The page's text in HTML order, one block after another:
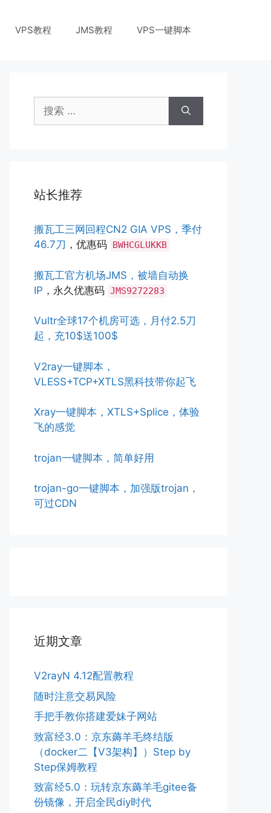
VPS教程 JMS教程 VPS一键脚本
索：
站长推荐
搬瓦工三网回程CN2 GIA VPS，季付
46.7刀 ，优惠码 BWHCGLUKKB
搬瓦工官方机场JMS，被墙自动换
IP ，永久优惠码 JMS9272283
Vultr全球17个机房可选，月付2.5刀
起，充10$送100$
V2ray一键脚本，
VLESS+TCP+XTLS黑科技带你起飞
Xray一键脚本，XTLS+Splice，体验
飞的感觉
trojan一键脚本，简单好用
trojan-go一键脚本，加强版trojan，
可过CDN
近期文章
V2rayN 4.12配置教程
随时注意交易风险
手把手教你搭建爱妹子网站
致富经3.0：京东薅羊毛终结版
（docker二【V3架构】）Step by
Step保姆教程
致富经5.0：玩转京东薅羊毛gitee备
份镜像，开启全民diy时代